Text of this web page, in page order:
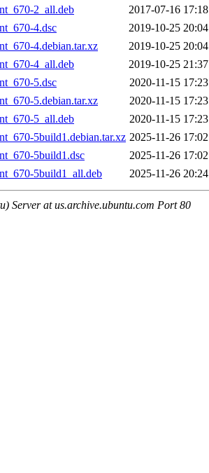
2_all.deb
2017-07-16 17:18
4.dsc
2019-10-25 20:04
4.debian.tar.xz
2019-10-25 20:04
4_all.deb
2019-10-25 21:37
5.dsc
2020-11-15 17:23
5.debian.tar.xz
2020-11-15 17:23
5_all.deb
2020-11-15 17:23
5build1.debian.tar.xz 2025-11-26 17:02
5build1.dsc
2025-11-26 17:02
5build1_all.deb
2025-11-26 20:24
Server at us.archive.ubuntu.com Port 80